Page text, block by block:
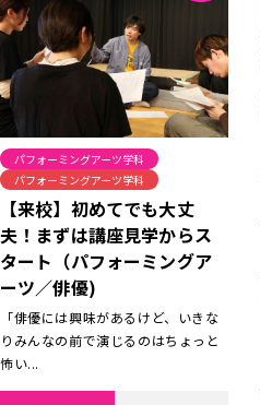
パフォーミングアーツ学科
パフォーミングアーツ学科
【来校】初めてでも大丈
夫！まずは講座見学からス
タート（パフォーミングア
ーツ／俳優)
「俳優には興味があるけど、いきな
りみんなの前で演じるのはちょっと
怖い...